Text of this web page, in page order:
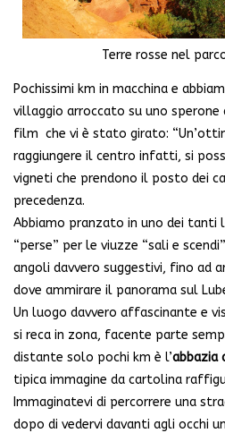
Terre rosse nel
Pochissimi km in macchina e
villaggio arroccato su uno
film che vi è stato girato:
raggiungere il centro infatti, si
vigneti che prendono il posto dei
precedenza.
Abbiamo pranzato in uno dei tanti
“perse” per le viuzze “sali e
angoli davvero suggestivi, fino ad
dove ammirare il panorama sul
Un luogo davvero affascinante e
si reca in zona, facente parte
distante solo pochi km è l’abbazia
tipica immagine da cartolina
Immaginatevi di percorrere una
dopo di vedervi davanti agli occhi